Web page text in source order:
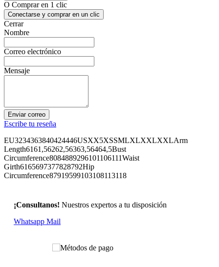
O Comprar en 1 clic
Conectarse y comprar en un clic
Cerrar
Nombre
Correo electrónico
Mensaje
Enviar correo
Escribe tu reseña
EU3234363840424446USXX5XSSMLXLXXLXXLArm
Length6161,56262,56363,56464,5Bust
Circumference8084889296101106111Waist
Girth6165697377828792Hip
Circumference87919599103108113118
¡Consultanos! Nuestros expertos a tu disposición
Whatsapp Mail